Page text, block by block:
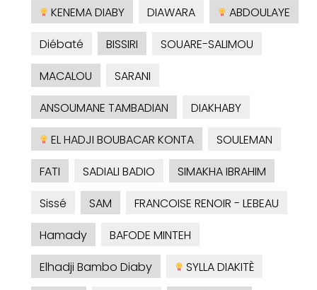
KENEMA DIABY
DIAWARA
ABDOULAYE
Diébaté
BISSIRI
SOUARE-SALIMOU
MACALOU
SARANI
ANSOUMANE TAMBADIAN
DIAKHABY
EL HADJI BOUBACAR KONTA
SOULEMAN
FATI
SADIALI BADIO
SIMAKHA IBRAHIM
Sissé
SAM
FRANCOISE RENOIR - LEBEAU
Hamady
BAFODE MINTEH
Elhadji Bambo Diaby
SYLLA DIAKITÈ